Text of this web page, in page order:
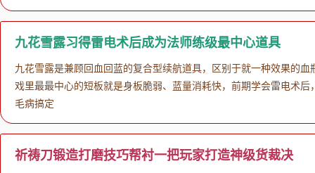
九花雪露习得雷电术后成为法师练级最中心道具
九花雪露是兼顾回血回蓝的复合型续航道具，区别于就一种效果的
戏里最最中心的短板就是身板脆弱、蓝量消耗快，前期学会雷电术
毛病搞定
祈祷刀锻造打磨技巧帮衬一把玩家打造神级货裁决